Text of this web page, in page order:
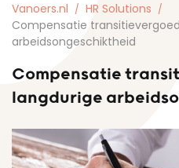
Vanoers.nl
HR Solutions
Compensatie
arbeidsongeschiktheid
Compensatie
langdurige